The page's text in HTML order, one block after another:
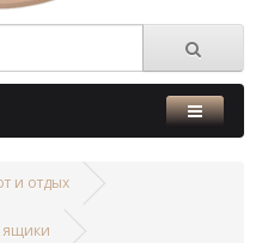
и отдых
ящики